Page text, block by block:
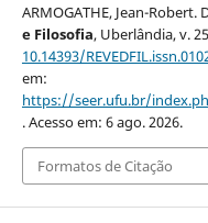
ARMOGATHE, Jean-Robert.
e Filosofia, Uberlândia, v.
10.14393/
em:
https://seer.ufu.br/
. Acesso em: 6 ago. 2026.
Formatos de Citação